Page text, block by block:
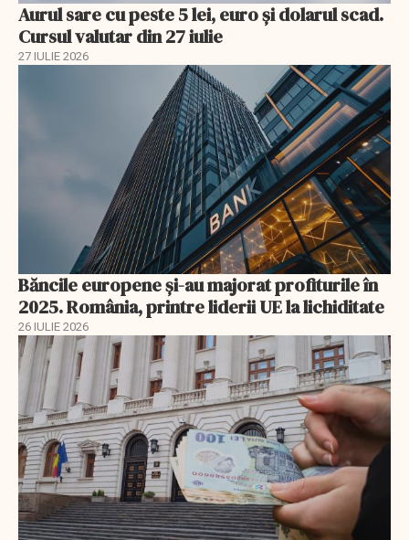
Aurul sare cu peste 5 lei, euro și dolarul scad.
Cursul valutar din 27 iulie
27 IULIE 2026
Băncile europene și-au majorat profiturile în
2025. România, printre liderii UE la lichiditate
26 IULIE 2026